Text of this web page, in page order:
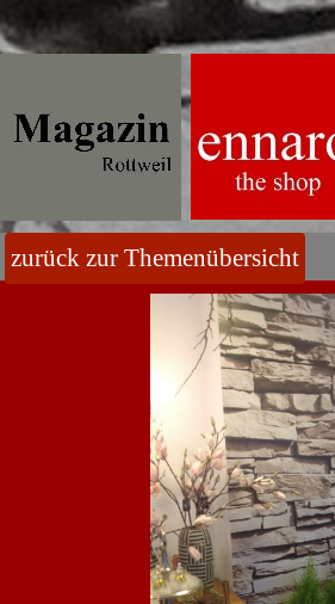
zurück zur Themenübersicht